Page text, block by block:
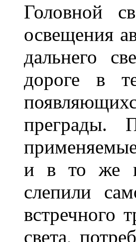
Головной
освещения
дальнего
дороге в
преграды.
и в то же
слепили
встречного
света,